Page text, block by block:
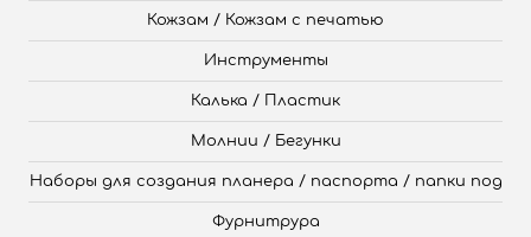
Кожзам / Кожзам с печатью
Инструменты
Калька / Пластик
Молнии / Бегунки
Наборы для создания планера / паспорта / папки под
Фурнитрура